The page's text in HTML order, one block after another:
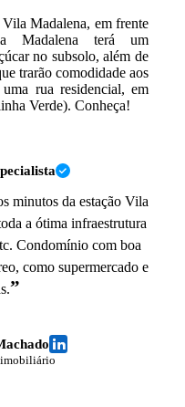
Madalena, em frente
Madalena terá um
no subsolo, além de
trarão comodidade aos
rua residencial, em
Verde). Conheça!
minutos da estação Vila
a ótima infraestrutura
Condomínio com boa
como supermercado e
”